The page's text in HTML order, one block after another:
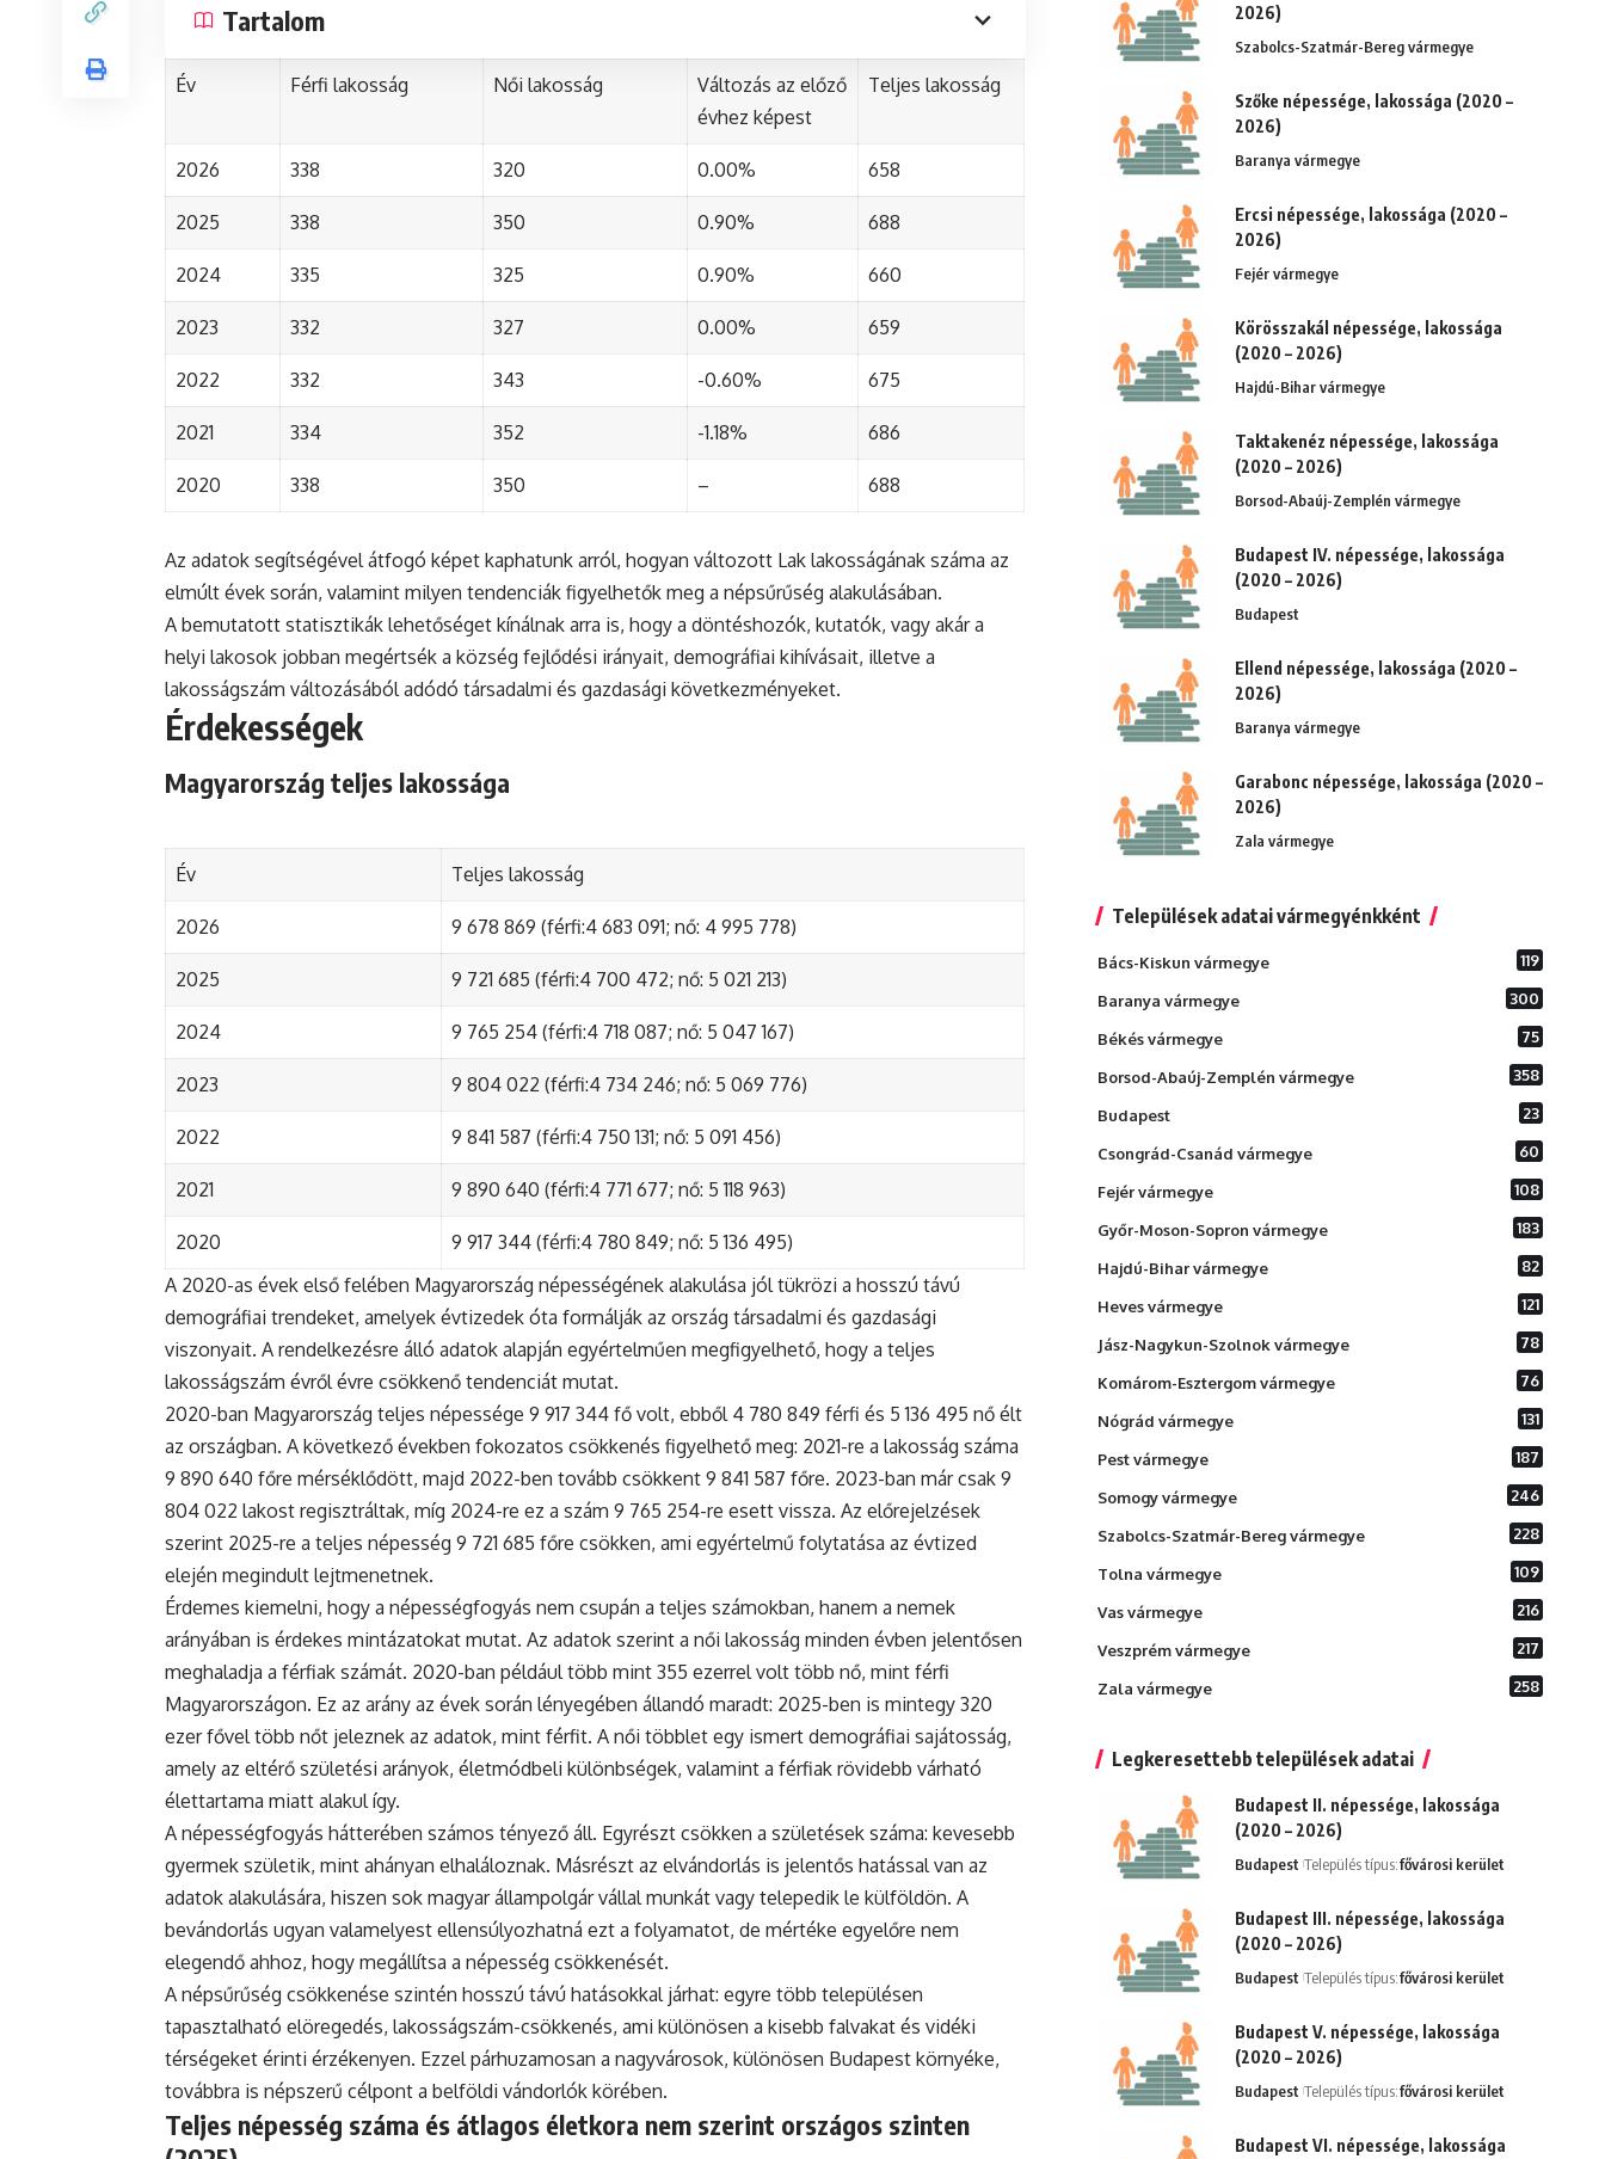
Tartalom
Év Férfi lakosság Női lakosság
Változás az előző
évhez képest
Teljes lakosság
2026 338 320 0.00% 658
2025 338 350 0.90% 688
2024 335 325 0.90% 660
2023 332 327 0.00% 659
2022 332 343 -0.60% 675
2021 334 352 -1.18% 686
2020 338 350 – 688
Az adatok segítségével átfogó képet kaphatunk arról, hogyan változott Lak lakosságának száma az
elmúlt évek során, valamint milyen tendenciák figyelhetők meg a népsűrűség alakulásában.
A bemutatott statisztikák lehetőséget kínálnak arra is, hogy a döntéshozók, kutatók, vagy akár a
helyi lakosok jobban megértsék a község fejlődési irányait, demográfiai kihívásait, illetve a
lakosságszám változásából adódó társadalmi és gazdasági következményeket.
Érdekességek
Magyarország teljes lakossága
Év Teljes lakosság
2026 9 678 869 (férfi:4 683 091; nő: 4 995 778)
2025 9 721 685 (férfi:4 700 472; nő: 5 021 213)
2024 9 765 254 (férfi:4 718 087; nő: 5 047 167)
2023 9 804 022 (férfi:4 734 246; nő: 5 069 776)
2022 9 841 587 (férfi:4 750 131; nő: 5 091 456)
2021 9 890 640 (férfi:4 771 677; nő: 5 118 963)
2020
9 917 344 (férfi:4 780 849; nő: 5 136 495)
A 2020-as évek első felében Magyarország népességének alakulása jól tükrözi a hosszú távú
demográfiai trendeket, amelyek évtizedek óta formálják az ország társadalmi és gazdasági
viszonyait. A rendelkezésre álló adatok alapján egyértelműen megfigyelhető, hogy a teljes
lakosságszám évről évre csökkenő tendenciát mutat.
2020-ban Magyarország teljes népessége 9 917 344 fő volt, ebből 4 780 849 férfi és 5 136 495 nő élt
az országban. A következő években fokozatos csökkenés figyelhető meg: 2021-re a lakosság száma
9 890 640 főre mérséklődött, majd 2022-ben tovább csökkent 9 841 587 főre. 2023-ban már csak 9
804 022 lakost regisztráltak, míg 2024-re ez a szám 9 765 254-re esett vissza. Az előrejelzések
szerint 2025-re a teljes népesség 9 721 685 főre csökken, ami egyértelmű folytatása az évtized
elején megindult lejtmenetnek.
Érdemes kiemelni, hogy a népességfogyás nem csupán a teljes számokban, hanem a nemek
arányában is érdekes mintázatokat mutat. Az adatok szerint a női lakosság minden évben jelentősen
meghaladja a férfiak számát. 2020-ban például több mint 355 ezerrel volt több nő, mint férfi
Magyarországon. Ez az arány az évek során lényegében állandó maradt: 2025-ben is mintegy 320
ezer fővel több nőt jeleznek az adatok, mint férfit. A női többlet egy ismert demográfiai sajátosság,
amely az eltérő születési arányok, életmódbeli különbségek, valamint a férfiak rövidebb várható
élettartama miatt alakul így.
A népességfogyás hátterében számos tényező áll. Egyrészt csökken a születések száma: kevesebb
gyermek születik, mint ahányan elhaláloznak. Másrészt az elvándorlás is jelentős hatással van az
adatok alakulására, hiszen sok magyar állampolgár vállal munkát vagy telepedik le külföldön. A
bevándorlás ugyan valamelyest ellensúlyozhatná ezt a folyamatot, de mértéke egyelőre nem
elegendő ahhoz, hogy megállítsa a népesség csökkenését.
A népsűrűség csökkenése szintén hosszú távú hatásokkal járhat: egyre több településen
tapasztalható elöregedés, lakosságszám-csökkenés, ami különösen a kisebb falvakat és vidéki
térségeket érinti érzékenyen. Ezzel párhuzamosan a nagyvárosok, különösen Budapest környéke,
továbbra is népszerű célpont a belföldi vándorlók körében.
Teljes népesség száma és átlagos életkora nem szerint országos szinten
2026)
Szabolcs-Szatmár-Bereg vármegye
Szőke népessége, lakossága (2020 –
2026)
Baranya vármegye
Ercsi népessége, lakossága (2020 –
2026)
Fejér vármegye
Körösszakál népessége, lakossága
(2020 – 2026)
Hajdú-Bihar vármegye
Taktakenéz népessége, lakossága
(2020 – 2026)
Borsod-Abaúj-Zemplén vármegye
Budapest IV. népessége, lakossága
(2020 – 2026)
Budapest
Ellend népessége, lakossága (2020 –
2026)
Baranya vármegye
Garabonc népessége, lakossága (2020 –
2026)
Zala vármegye
Települések adatai vármegyénkként
Bács-Kiskun vármegye 119
Baranya vármegye 300
Békés vármegye 75
Borsod-Abaúj-Zemplén vármegye 358
Budapest 23
Csongrád-Csanád vármegye 60
Fejér vármegye 108
Győr-Moson-Sopron vármegye 183
Hajdú-Bihar vármegye 82
Heves vármegye 121
Jász-Nagykun-Szolnok vármegye 78
Komárom-Esztergom vármegye 76
Nógrád vármegye 131
Pest vármegye 187
Somogy vármegye 246
Szabolcs-Szatmár-Bereg vármegye 228
Tolna vármegye 109
Vas vármegye 216
Veszprém vármegye 217
Zala vármegye 258
Legkeresettebb települések adatai
Budapest II. népessége, lakossága
(2020 – 2026)
Budapest Település típus:fővárosi kerület
Budapest III. népessége, lakossága
(2020 – 2026)
Budapest Település típus:fővárosi kerület
Budapest V. népessége, lakossága
(2020 – 2026)
Budapest Település típus:fővárosi kerület
Budapest VI. népessége, lakossága